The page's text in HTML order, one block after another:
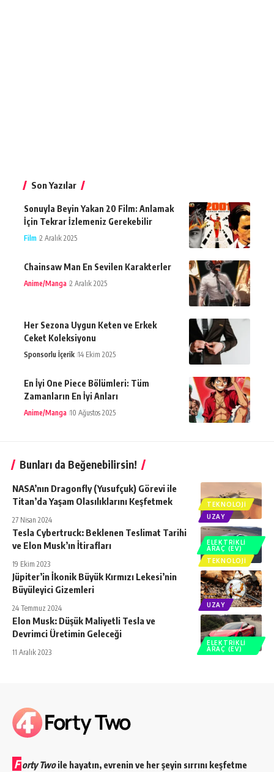
Son Yazılar
Sonuyla Beyin Yakan 20 Film: Anlamak
İçin Tekrar İzlemeniz Gerekebilir
Film 2 Aralık 2025
Chainsaw Man En Sevilen Karakterler
Anime/Manga 2 Aralık 2025
Her Sezona Uygun Keten ve Erkek
Ceket Koleksiyonu
Sponsorlu İçerik 14 Ekim 2025
En İyi One Piece Bölümleri: Tüm
Zamanların En İyi Anları
Anime/Manga 10 Ağustos 2025
Bunları da Beğenebilirsin!
TEKNOLOJI
UZAY
NASA’nın Dragonfly (Yusufçuk) Görevi ile
Titan’da Yaşam Olasılıklarını Keşfetmek
27 Nisan 2024
ELEKTRIKLI
ARAÇ (EV)
TEKNOLOJI
Tesla Cybertruck: Beklenen Teslimat Tarihi
ve Elon Musk’ın İtirafları
19 Ekim 2023
UZAY
Jüpiter’in İkonik Büyük Kırmızı Lekesi’nin
Büyüleyici Gizemleri
24 Temmuz 2024
ELEKTRIKLI
ARAÇ (EV)
Elon Musk: Düşük Maliyetli Tesla ve
Devrimci Üretimin Geleceği
11 Aralık 2023
F orty Twoile hayatın, evrenin ve her şeyin sırrını keşfetme